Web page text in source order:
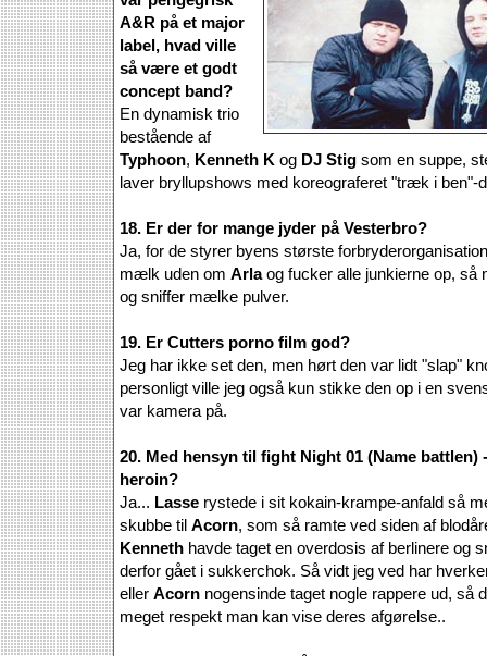
A&R på et major
label, hvad ville
så være et godt
concept band?
En dynamisk trio
bestående af
Typhoon, Kenneth K og DJ Stig som en suppe,
laver bryllupshows med koreograferet "træk i ben"-
18. Er der for mange jyder på Vesterbro?
Ja, for de styrer byens største
mælk uden om Arlaog fucker alle junkierne op, så
og sniffer mælke pulver.
19. Er Cutters porno film god?
Jeg har ikke set den, men hørt den var lidt "slap"
personligt ville jeg også kun stikke den op i en
var kamera på.
20. Med hensyn til fight Night 01 (Name battlen)
heroin?
Ja... Lasse rystede i sit kokain-krampe-anfald så
skubbe til Acorn, som så ramte ved siden af
Kenneth havde taget en overdosis af berlinere og
derfor gået i sukkerchok. Så vidt jeg ved har
eller Acorn nogensinde taget nogle rappere ud, så
meget respekt man kan vise deres afgørelse..